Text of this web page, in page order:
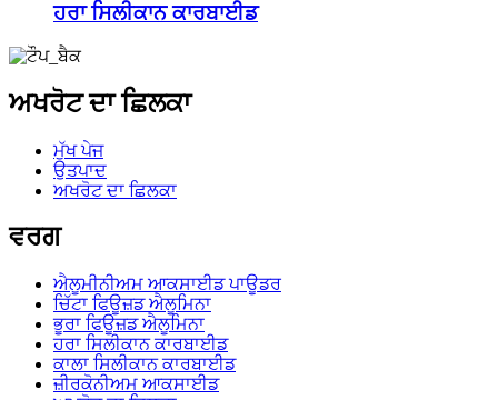
ਹਰਾ ਸਿਲੀਕਾਨ ਕਾਰਬਾਈਡ
ਅਖਰੋਟ ਦਾ ਛਿਲਕਾ
ਮੁੱਖ ਪੇਜ
ਉਤਪਾਦ
ਅਖਰੋਟ ਦਾ ਛਿਲਕਾ
ਵਰਗ
ਐਲੂਮੀਨੀਅਮ ਆਕਸਾਈਡ ਪਾਊਡਰ
ਚਿੱਟਾ ਫਿਊਜ਼ਡ ਐਲੂਮਿਨਾ
ਭੂਰਾ ਫਿਊਜ਼ਡ ਐਲੂਮਿਨਾ
ਹਰਾ ਸਿਲੀਕਾਨ ਕਾਰਬਾਈਡ
ਕਾਲਾ ਸਿਲੀਕਾਨ ਕਾਰਬਾਈਡ
ਜ਼ੀਰਕੋਨੀਅਮ ਆਕਸਾਈਡ